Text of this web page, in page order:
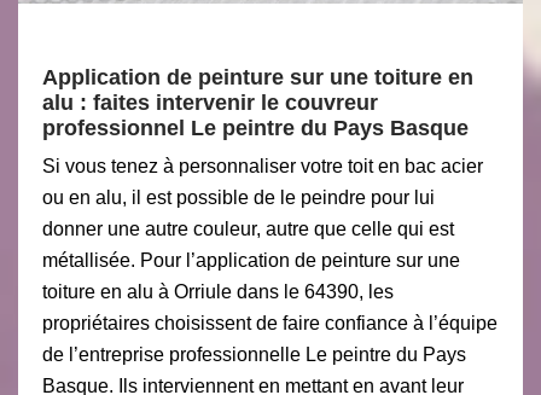
Application de peinture sur une toiture en
alu : faites intervenir le couvreur
professionnel Le peintre du Pays Basque
Si vous tenez à personnaliser votre toit en bac acier
ou en alu, il est possible de le peindre pour lui
donner une autre couleur, autre que celle qui est
métallisée. Pour l’application de peinture sur une
toiture en alu à Orriule dans le 64390, les
propriétaires choisissent de faire confiance à l’équipe
de l’entreprise professionnelle Le peintre du Pays
Basque. Ils interviennent en mettant en avant leur